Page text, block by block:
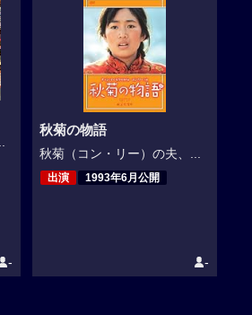
-
秋菊の物語
秋菊（コン・リー）の夫、...
出演 1993年6月公開
-